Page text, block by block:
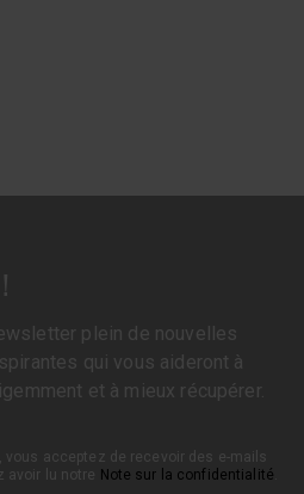
plein de nouvelles
qui vous aideront à
et à mieux récupérer.
acceptez de recevoir des e-mails
avoir lu notre Note sur la confidentialité